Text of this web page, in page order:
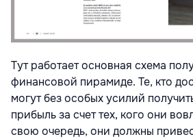
Тут работает основная схема
финансовой пирамиде. Те, кто
могут без особых усилий
прибыль за счет тех, кого они
свою очередь, они должны